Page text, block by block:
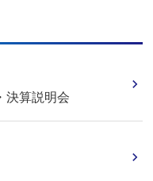
決算説明会